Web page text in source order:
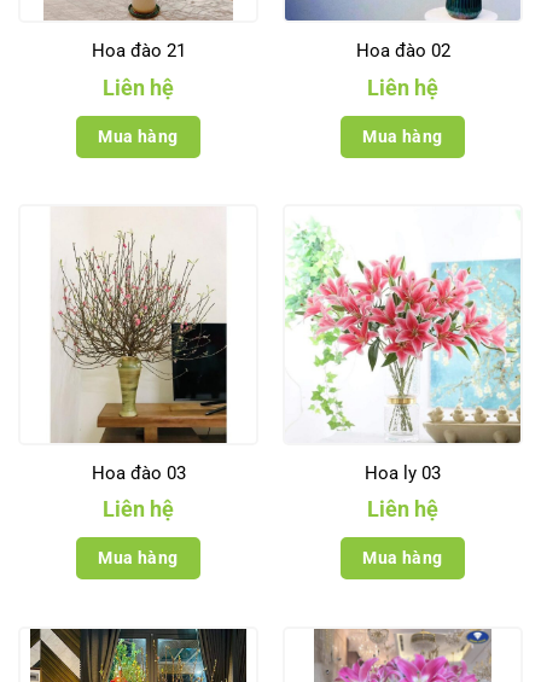
Hoa đào 21
Liên hệ
Mua hàng
Hoa đào 02
Liên hệ
Mua hàng
Hoa đào 03
Liên hệ
Mua hàng
Hoa ly 03
Liên hệ
Mua hàng